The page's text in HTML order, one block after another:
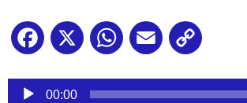
Facebook
X WhatsApp
Email
Reproductor
00:00